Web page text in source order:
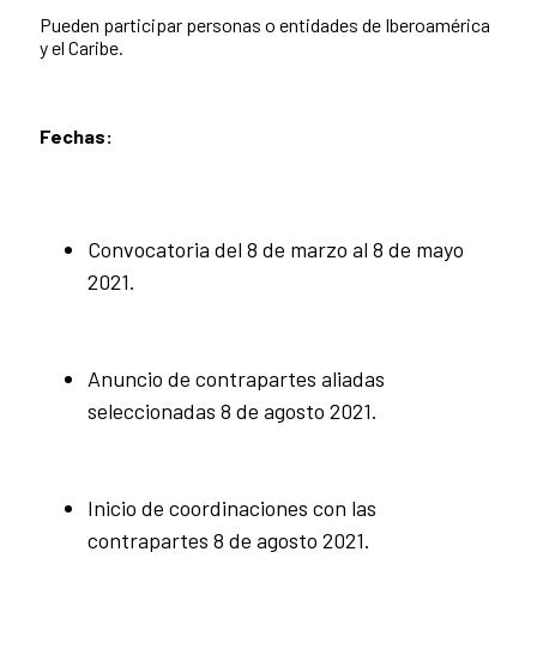
Pueden participar personas o entidades de Iberoamérica
y el Caribe.
Fechas:
Convocatoria del 8 de marzo al 8 de mayo
2021.
Anuncio de contrapartes aliadas
seleccionadas 8 de agosto 2021.
Inicio de coordinaciones con las
contrapartes 8 de agosto 2021.